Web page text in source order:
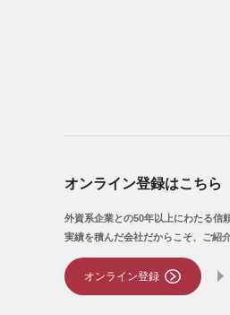
オンライン登録はこちら
外資系企業との50年以上にわたる信
実績を積んだ会社だからこそ、ご紹
オンライン登録